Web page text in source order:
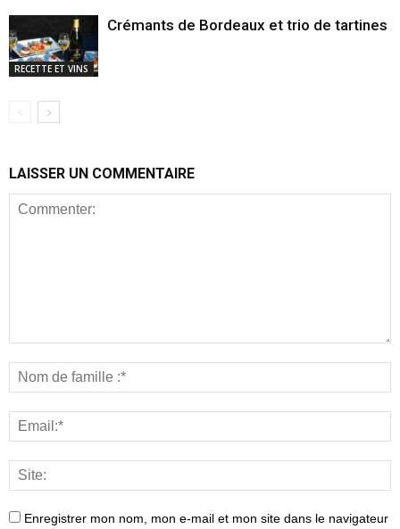
RECETTE ET VINS
Crémants de Bordeaux et trio de tartines
LAISSER UN COMMENTAIRE
Enregistrer mon nom, mon e-mail et mon site dans le navigateur